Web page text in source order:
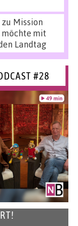
zu Mission
möchte mit
Landtag
#28